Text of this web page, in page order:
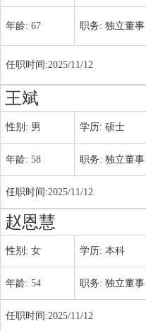
年龄: 67 职务: 独立董事
任职时间:2025/11/12
王斌
性别: 男 学历: 硕士
年龄: 58 职务: 独立董事
任职时间:2025/11/12
赵恩慧
性别: 女 学历: 本科
年龄: 54 职务: 独立董事
任职时间:2025/11/12